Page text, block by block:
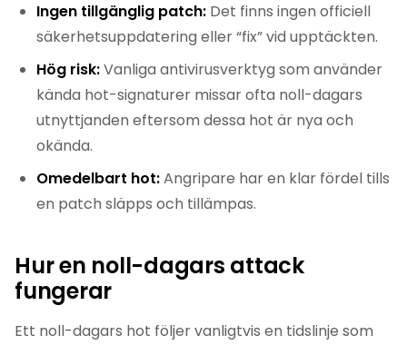
Ingen tillgänglig patch: Det finns ingen officiell
säkerhetsuppdatering eller “fix” vid upptäckten.
Hög risk:Vanliga antivirusverktyg som använder
kända hot-signaturer missar ofta noll-dagars
utnyttjanden eftersom dessa hot är nya och
okända.
Omedelbart hot:Angripare har en klar fördel tills
en patch släpps och tillämpas.
Hur en noll-dagars attack
fungerar
Ett noll-dagars hot följer vanligtvis en tidslinje som